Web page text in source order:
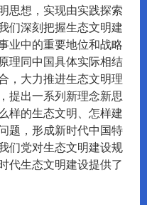
思想，实现由实践探索
们深刻把握生态文明建
业中的重要地位和战略
理同中国具体实际相结
，大力推进生态文明理
提出一系列新理念新思
样的生态文明、怎样建
题，形成新时代中国特
们党对生态文明建设规
代生态文明建设提供了